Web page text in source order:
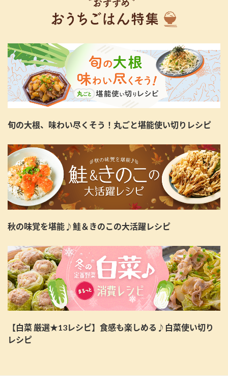
旬の大根、味わい尽くそう！丸ごと堪能使い切りレシピ
秋の味覚を堪能♪鮭＆きのこの大活躍レシピ
【白菜 厳選★13レシピ】食感も楽しめる♪白菜使い切り
レシピ